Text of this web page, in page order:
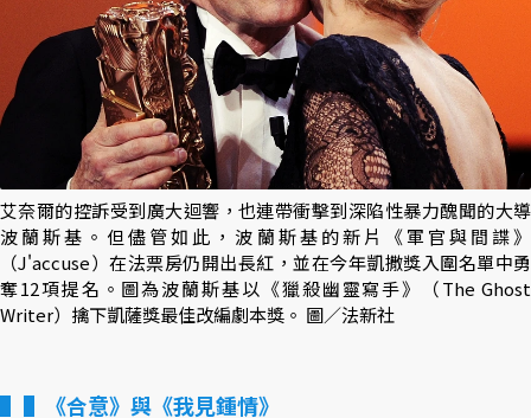
艾奈爾的控訴受到廣大迴響，也連帶衝擊到深陷性暴力醜聞的大導
波蘭斯基。但儘管如此，波蘭斯基的新片《軍官與間諜》
（J'accuse）在法票房仍開出長紅，並在今年凱撒獎入圍名單中勇
奪12項提名。圖為波蘭斯基以《獵殺幽靈寫手》（The Ghost
Writer）擒下凱薩獎最佳改編劇本獎。 圖／法新社
▌《合意》與《我見鍾情》